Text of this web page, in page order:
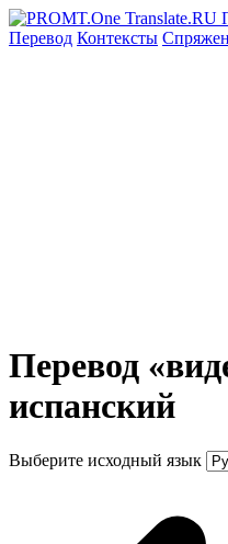
Перевод Контексты
Перевод
испанский
Выберите исходный язык